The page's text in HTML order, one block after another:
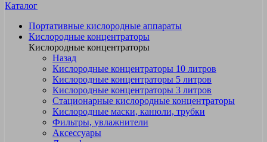
Каталог
Портативные кислородные аппараты
Кислородные концентраторы
Кислородные концентраторы
Назад
Кислородные концентраторы 10 литров
Кислородные концентраторы 5 литров
Кислородные концентраторы 3 литров
Стационарные кислородные концентраторы
Кислородные маски, канюли, трубки
Фильтры, увлажнители
Аксессуары